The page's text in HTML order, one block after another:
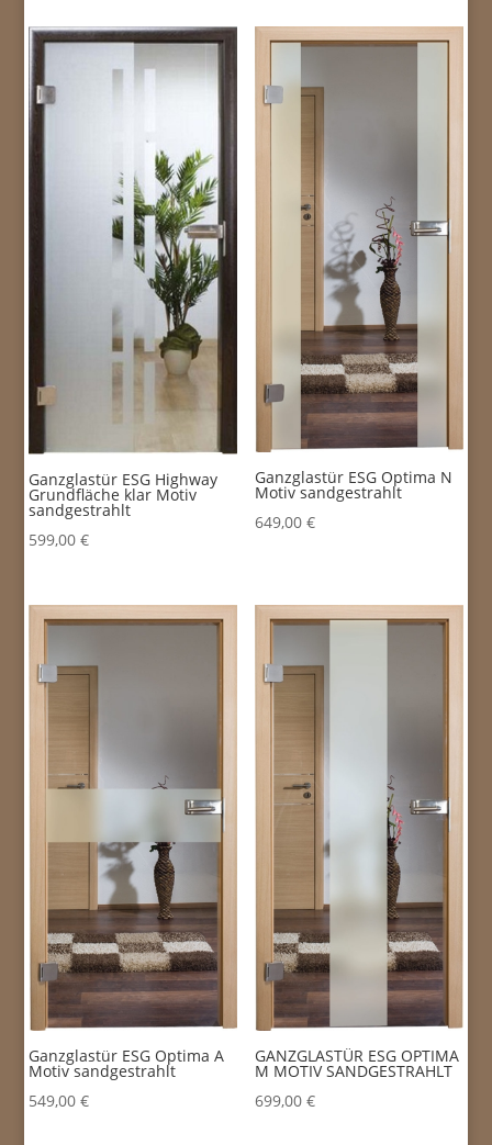
Ganzglastür ESG Highway
Grundfläche klar Motiv
sandgestrahlt
599,00€
Ganzglastür ESG Optima N
Motiv sandgestrahlt
649,00 €
Ganzglastür ESG Optima A
Motiv sandgestrahlt
549,00€
GANZGLASTÜR ESG OPTIMA
M MOTIV SANDGESTRAHLT
699,00 €